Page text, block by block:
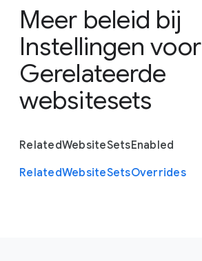
Meer beleid bij
Instellingen voor
Gerelateerde
websitesets
RelatedWebsiteSetsEnabled
RelatedWebsiteSetsOverrides